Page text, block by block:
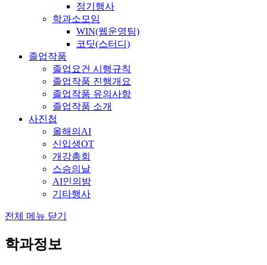
정기행사
학과소모임
WIN(웹운영팀)
코딧(스터디)
졸업작품
졸업요건 시행규칙
졸업작품 진행개요
졸업작품 유의사항
졸업작품 소개
사진첩
올해의AI
신입생OT
개강총회
스승의날
AI인의밤
기타행사
전체 메뉴 닫기
학과정보